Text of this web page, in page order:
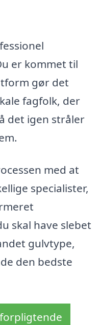
er kommet til
gør det
fagfolk, der
det igen stråler
med at
specialister,
skal have slebet
gulvtype,
den bedste